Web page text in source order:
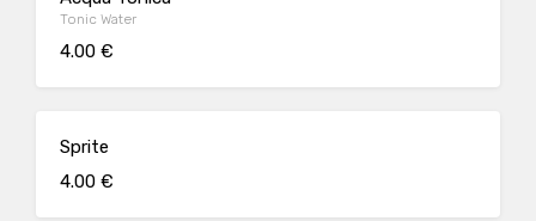
Tonic Water
4.00 €
Sprite
4.00 €